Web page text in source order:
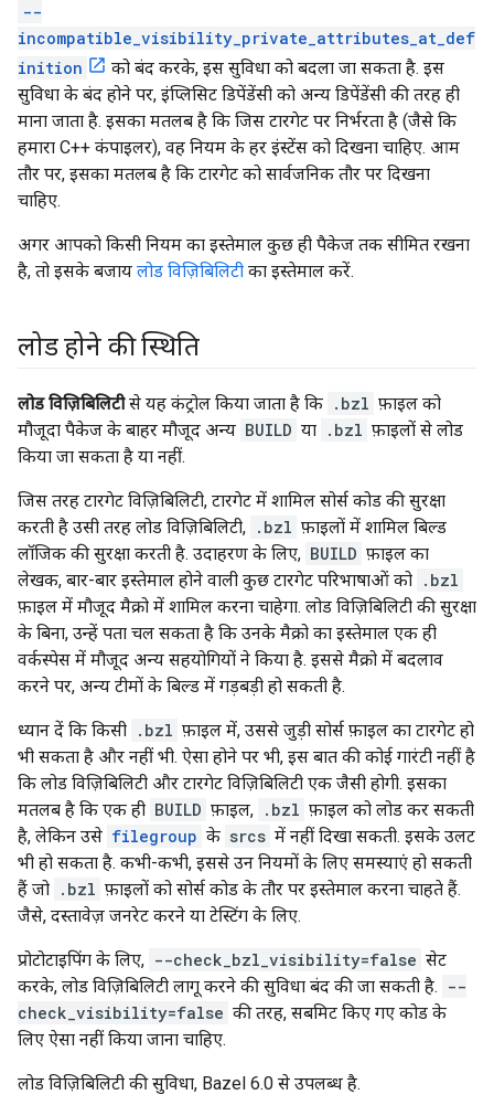
--
incompatible_visibility_private_attributes_at_def
inition
को बंद करके, इस सुविधा को बदला जा सकता है. इस
सुविधा के बंद होने पर, इंप्लिसिट डिपेंडेंसी को अन्य डिपेंडेंसी की तरह ही
माना जाता है. इसका मतलब है कि जिस टारगेट पर निर्भरता है (जैसे कि
हमारा C++ कंपाइलर), वह नियम के हर इंस्टेंस को दिखना चाहिए. आम
तौर पर, इसका मतलब है कि टारगेट को सार्वजनिक तौर पर दिखना
चाहिए.
अगर आपको किसी नियम का इस्तेमाल कुछ ही पैकेज तक सीमित रखना
है, तो इसके बजाय लोड विज़िबिलिटी का इस्तेमाल करें.
लोड होने की स्थिति
लोड विज़िबिलिटीसे यह कंट्रोल किया जाता है कि .bzl फ़ाइल को
मौजूदा पैकेज के बाहर मौजूद अन्य BUILD या .bzl फ़ाइलों से लोड
किया जा सकता है या नहीं.
जिस तरह टारगेट विज़िबिलिटी, टारगेट में शामिल सोर्स कोड की सुरक्षा
करती है उसी तरह लोड विज़िबिलिटी, .bzl फ़ाइलों में शामिल बिल्ड
लॉजिक की सुरक्षा करती है. उदाहरण के लिए, BUILD फ़ाइल का
लेखक, बार-बार इस्तेमाल होने वाली कुछ टारगेट परिभाषाओं को .bzl
फ़ाइल में मौजूद मैक्रो में शामिल करना चाहेगा. लोड विज़िबिलिटी की सुरक्षा
के बिना, उन्हें पता चल सकता है कि उनके मैक्रो का इस्तेमाल एक ही
वर्कस्पेस में मौजूद अन्य सहयोगियों ने किया है. इससे मैक्रो में बदलाव
करने पर, अन्य टीमों के बिल्ड में गड़बड़ी हो सकती है.
ध्यान दें कि किसी .bzl फ़ाइल में, उससे जुड़ी सोर्स फ़ाइल का टारगेट हो
भी सकता है और नहीं भी. ऐसा होने पर भी, इस बात की कोई गारंटी नहीं है
कि लोड विज़िबिलिटी और टारगेट विज़िबिलिटी एक जैसी होगी. इसका
मतलब है कि एक ही BUILD फ़ाइल, .bzl फ़ाइल को लोड कर सकती
है, लेकिन उसे filegroup के srcs में नहीं दिखा सकती. इसके उलट
भी हो सकता है. कभी-कभी, इससे उन नियमों के लिए समस्याएं हो सकती
हैं जो .bzl फ़ाइलों को सोर्स कोड के तौर पर इस्तेमाल करना चाहते हैं.
जैसे, दस्तावेज़ जनरेट करने या टेस्टिंग के लिए.
प्रोटोटाइपिंग के लिए, --check_bzl_visibility=false सेट
करके, लोड विज़िबिलिटी लागू करने की सुविधा बंद की जा सकती है. --
check_visibility=false की तरह, सबमिट किए गए कोड के
लिए ऐसा नहीं किया जाना चाहिए.
लोड विज़िबिलिटी की सुविधा, Bazel 6.0 से उपलब्ध है.